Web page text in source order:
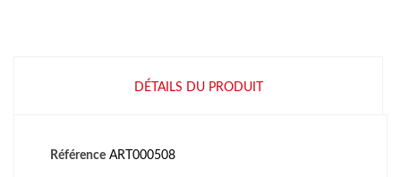
DÉTAILS DU PRODUIT
Référence ART000508